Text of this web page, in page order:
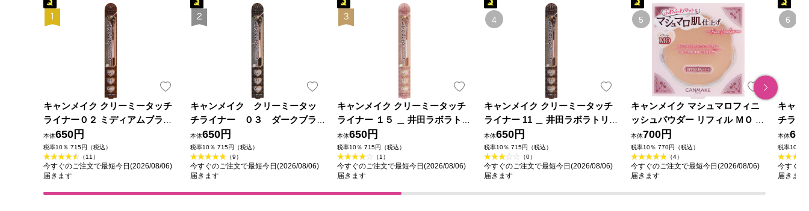
キャンメイク クリーミータッチ
ライナー０２ ミディアムブラウ
ン ＿ 井田ラボラトリーズ
本体650円
税率10％ 715円（税込）
（11）
今すぐのご注文で最短今日(2026/08/06)
届きます
キャンメイク クリーミータッ
チライナー ０３ ダークブラ
ウン ＿ 井田ラボラトリーズ
本体650円
税率10％ 715円（税込）
（9）
今すぐのご注文で最短今日(2026/08/06)
届きます
キャンメイク クリーミータッチ
ライナー １５ ＿ 井田ラボラトリ
ーズ
本体650円
税率10％ 715円（税込）
（1）
今すぐのご注文で最短今日(2026/08/06)
届きます
キャンメイク クリーミータッチ
ライナー 11 ＿ 井田ラボラトリー
ズ
本体650円
税率10％ 715円（税込）
（0）
今すぐのご注文で最短今日(2026/08/06)
届きます
キャンメイク マシュマロフィニ
ッシュパウダー リフィル ＭＯ マ
ットオークル ＿ 井田ラボラトリ
ーズ
本体700円
税率10％ 770円（税込）
（4）
今すぐのご注文で最短今日(2026/08/06)
届きます
キャン
チライ
リーズ
本体
税率10％
今すぐの
届きます